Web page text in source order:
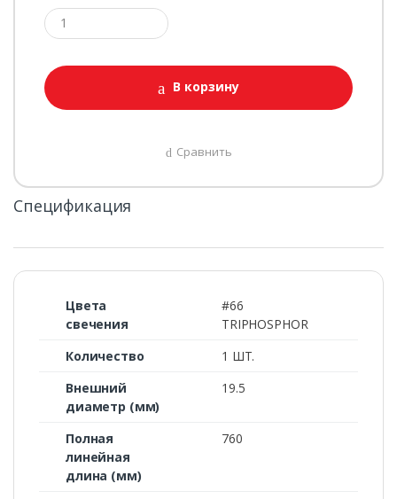
В корзину
Сравнить
Спецификация
Цвета
свечения
#66
TRIPHOSPHOR
Количество
1 ШТ.
Внешний
диаметр (мм)
19.5
Полная
линейная
длина (мм)
760